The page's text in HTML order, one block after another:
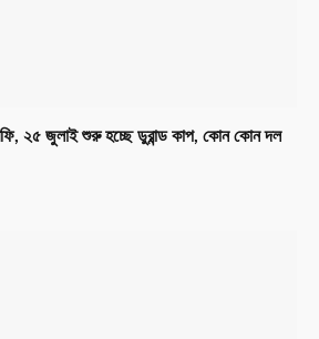
২৫ জুলাই শুরু হচ্ছে ডুরান্ড কাপ, কোন কোন দল